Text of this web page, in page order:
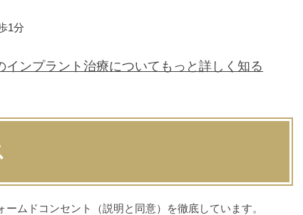
1分
インプラント治療について もっと詳しく知る
ムドコンセント（説明と同意）を徹底しています。